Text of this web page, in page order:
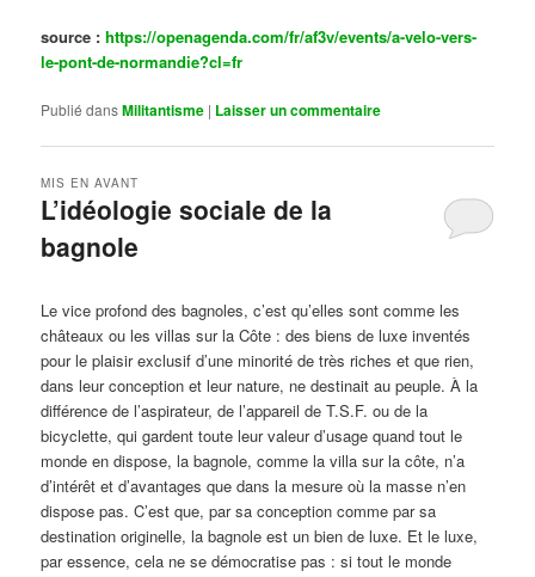
source :https://openagenda.com/fr/af3v/events/a-velo-vers-
le-pont-de-normandie?cl=fr
Publié dansMilitantisme | Laisser un commentaire
L’idéologie sociale de la
bagnole
MIS EN AVANT
Le vice profond des bagnoles, c’est qu’elles sont comme les
châteaux ou les villas sur la Côte : des biens de luxe inventés
pour le plaisir exclusif d’une minorité de très riches et que rien,
dans leur conception et leur nature, ne destinait au peuple. À la
différence de l’aspirateur, de l’appareil de T.S.F. ou de la
bicyclette, qui gardent toute leur valeur d’usage quand tout le
monde en dispose, la bagnole, comme la villa sur la côte, n’a
d’intérêt et d’avantages que dans la mesure où la masse n’en
dispose pas. C’est que, par sa conception comme par sa
destination originelle, la bagnole est un bien de luxe. Et le luxe,
par essence, cela ne se démocratise pas : si tout le monde